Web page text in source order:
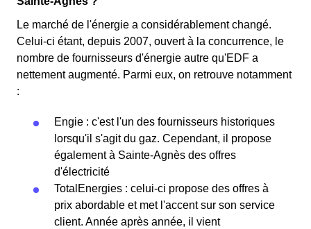
Le marché de l'énergie a considérablement changé.
Celui-ci étant, depuis 2007, ouvert à la concurrence, le
nombre de fournisseurs d'énergie autre qu'EDF a
nettement augmenté. Parmi eux, on retrouve notamment
:
Engie : c'est l'un des fournisseurs historiques
lorsqu'il s'agit du gaz. Cependant, il propose
également à Sainte-Agnès des offres
d'électricité
TotalEnergies : celui-ci propose des offres à
prix abordable et met l'accent sur son service
client. Année après année, il vient